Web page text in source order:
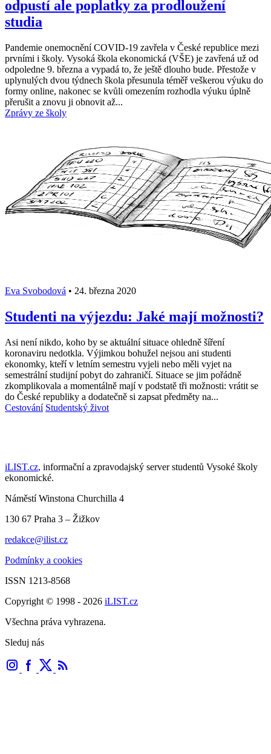
odpustí ale poplatky za prodloužení
studia
Pandemie onemocnění COVID-19 zavřela v České republice mezi
prvními i školy. Vysoká škola ekonomická (VŠE) je zavřená už od
odpoledne 9. března a vypadá to, že ještě dlouho bude. Přestože v
uplynulých dvou týdnech škola přesunula téměř veškerou výuku do
formy online, nakonec se kvůli omezením rozhodla výuku úplně
přerušit a znovu ji obnovit až...
Zprávy ze školy
Eva Svobodová • 24. března 2020
Studenti na výjezdu: Jaké mají možnosti?
Asi není nikdo, koho by se aktuální situace ohledně šíření
koronaviru nedotkla. Výjimkou bohužel nejsou ani studenti
ekonomky, kteří v letním semestru vyjeli nebo měli vyjet na
semestrální studijní pobyt do zahraničí. Situace se jim pořádně
zkomplikovala a momentálně mají v podstatě tři možnosti: vrátit se
do České republiky a dodatečně si zapsat předměty na...
Cestování Studentský život
iLIST.cz, informační a zpravodajský server studentů Vysoké školy
ekonomické.
Náměstí Winstona Churchilla 4
130 67 Praha 3 – Žižkov
redakce@ilist.cz
Podmínky a cookies
ISSN 1213-8568
Copyright © 1998 - 2026 iLIST.cz
Všechna práva vyhrazena.
Sleduj nás